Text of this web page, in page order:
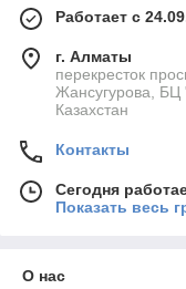
Работает с
г. Алматы
перекресток
Жансугурова, БЦ
Казахстан
Контакты
Сегодня
Показать весь
О нас